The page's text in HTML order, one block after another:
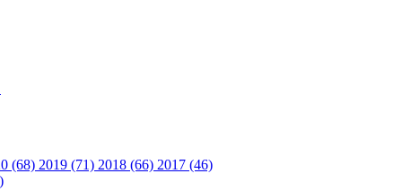
(68) 2019 (71) 2018 (66) 2017 (46)